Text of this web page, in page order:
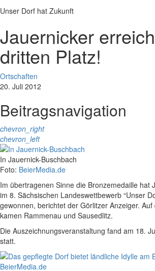
Unser Dorf hat Zukunft
Jauernicker
dritten Platz!
Ortschaften
20. Juli 2012
Beitragsnavigation
chevron_right
chevron_left
In Jauernick-Buschbach
Foto: BeierMedia.de
Im übertragenen Sinne die Bronzemedaille hat
im 8. Sächsischen Landeswettbewerb “Unser
gewonnen, berichtet der Görlitzer Anzeiger.
kamen Rammenau und Sausedlitz.
Die Auszeichnungsveranstaltung fand am 18.
statt.